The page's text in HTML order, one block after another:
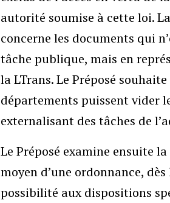
autorité soumise à cette loi.
concerne les documents qui
tâche publique, mais en
la LTrans. Le Préposé
départements puissent vider
externalisant des tâches de
Le Préposé examine ensuite
moyen d’une ordonnance,
possibilité aux dispositions